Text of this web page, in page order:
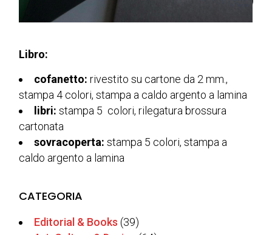
Libro:
cofanetto: rivestito su cartone da 2 mm.,
stampa 4 colori, stampa a caldo argento a lamina
libri: stampa 5 colori, rilegatura brossura
cartonata
sovracoperta: stampa 5 colori, stampa a
caldo argento a lamina
CATEGORIA
Editorial & Books (39)